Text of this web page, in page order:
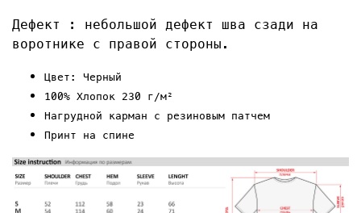
Дефект : небольшой дефект шва сзади на
воротнике с правой стороны.
Цвет: Черный
100% Хлопок 230 г/м²
Нагрудной карман с резиновым патчем
Принт на спине